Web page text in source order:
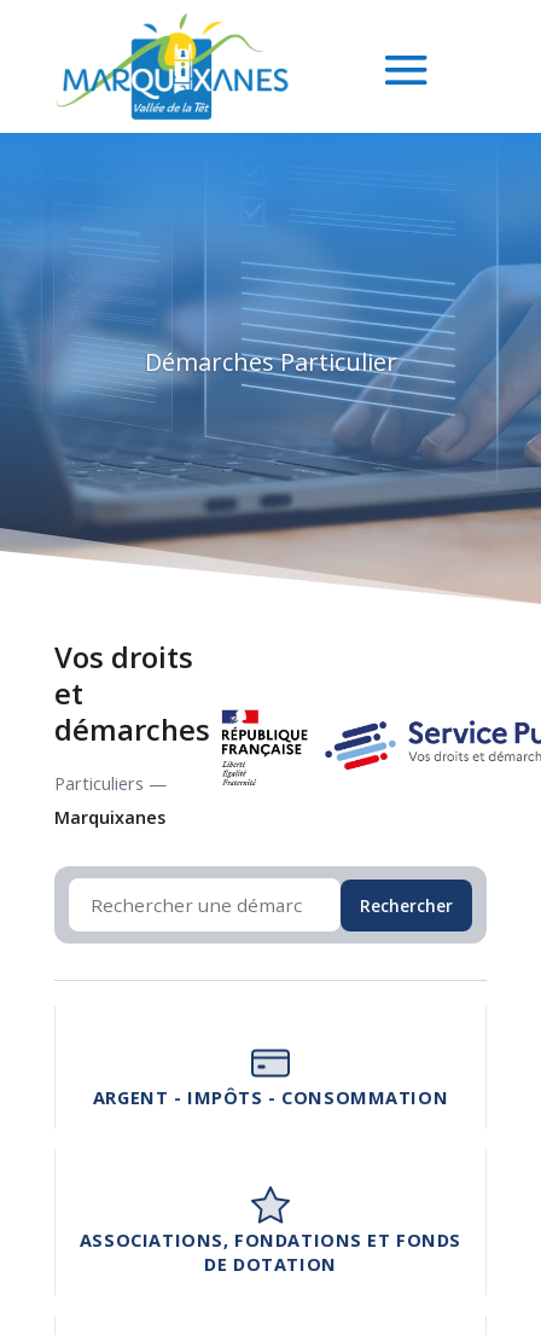
Démarches Particulier
Vos droits
et
démarches
Particuliers —
Marquixanes
Rechercher
ARGENT - IMPÔTS - CONSOMMATION
ASSOCIATIONS, FONDATIONS ET FONDS
DE DOTATION